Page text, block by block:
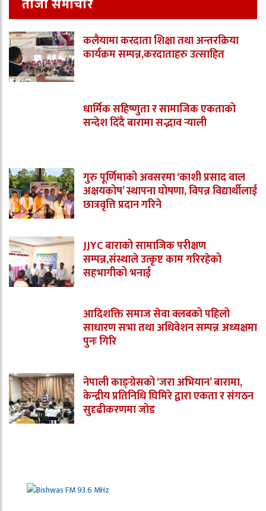
कलैयामा करदाता शिक्षा तथा अन्तरक्रिया
कार्यक्रम सम्पन्न,करदाताहरु उत्साहित
धार्मिक सहिष्णुता र सामाजिक एकताको
सन्देश दिँदै बारामा सद्भाव र्‍याली
गुरु पूर्णिमाको अवसरमा ‘काशी प्रसाद वाल
अक्षयकोष’ स्थापना घोषणा, विपन्न विद्यार्थीलाई
छात्रवृत्ति प्रदान गरिने
JJYC बाराको सामाजिक परीक्षण
सम्पन्न,संस्थाले उत्कृष्ट काम गरिरहेको
सहभागीको भनाई
आदिशक्ति समाज सेवा क्लबको पहिलो
साधारण सभा तथा अधिवेशन सम्पन्न अध्यक्षमा
पुनः गिरि
नेपाली काङ्ग्रेसको ‘जरा अभियान’ बारामा,
केन्द्रीय प्रतिनिधि घिमिरे द्वारा एकता र संगठन
सुदृढीकरणमा जोड